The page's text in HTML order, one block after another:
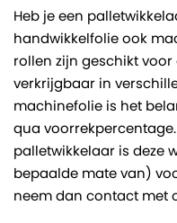
Heb je een
handwikkelfolie ook
rollen zijn geschikt
verkrijgbaar in
machinefolie is het
qua
palletwikkelaar is deze
bepaalde mate van)
neem dan contact met